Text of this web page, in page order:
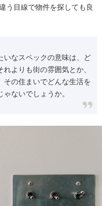
う目線で物件を探しても良
いなスペックの意味は、ど
よりも街の雰囲気とか、
その住まいでどんな生活を
ないでしょうか。